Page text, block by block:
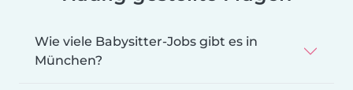
Wie viele Babysitter-Jobs gibt es in
München?